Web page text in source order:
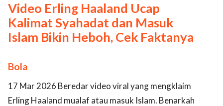
Video Erling Haaland Ucap
Kalimat Syahadat dan Masuk
Islam Bikin Heboh, Cek Faktanya
Bola
17 Mar 2026 Beredar video viral yang mengklaim
Erling Haaland mualaf atau masuk Islam. Benarkah